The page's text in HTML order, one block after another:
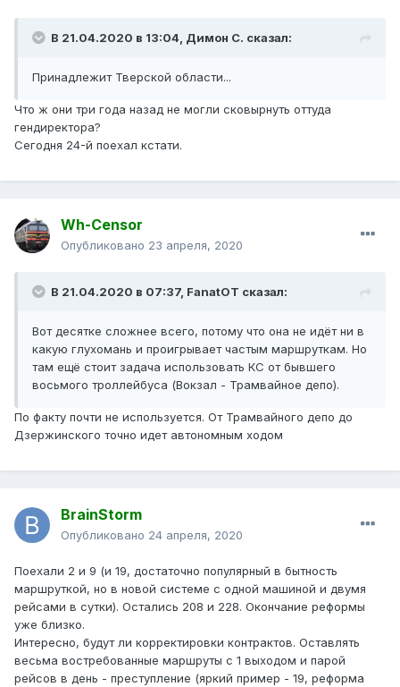
В 21.04.2020 в 13:04, Димон С. сказал:
Принадлежит Тверской области...
Что ж они три года назад не могли сковырнуть оттуда
гендиректора?
Сегодня 24-й поехал кстати.
Wh-Censor
Опубликовано 23 апреля, 2020
В 21.04.2020 в 07:37, FanatOT сказал:
Вот десятке сложнее всего, потому что она не идёт ни в
какую глухомань и проигрывает частым маршруткам. Но
там ещё стоит задача использовать КС от бывшего
восьмого троллейбуса (Вокзал - Трамвайное депо).
По факту почти не используется. От Трамвайного депо до
Дзержинского точно идет автономным ходом
BrainStorm
Опубликовано 24 апреля, 2020
Поехали 2 и 9 (и 19, достаточно популярный в бытность
маршруткой, но в новой системе с одной машиной и двумя
рейсами в сутки). Остались 208 и 228. Окончание реформы
уже близко.
Интересно, будут ли корректировки контрактов. Оставлять
весьма востребованные маршруты с 1 выходом и парой
рейсов в день - преступление (яркий пример - 19, реформа